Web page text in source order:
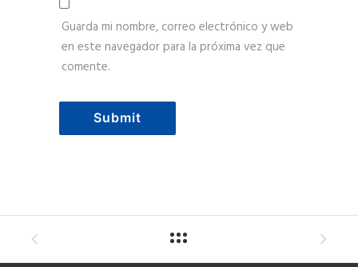
Guarda mi nombre, correo electrónico y web
en este navegador para la próxima vez que
comente.